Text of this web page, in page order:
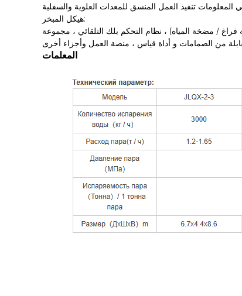
هيكل المبخر:
/ مضخة المياه) ، نظام التحكم بلك التلقائي ، مجموعة
المعلمات